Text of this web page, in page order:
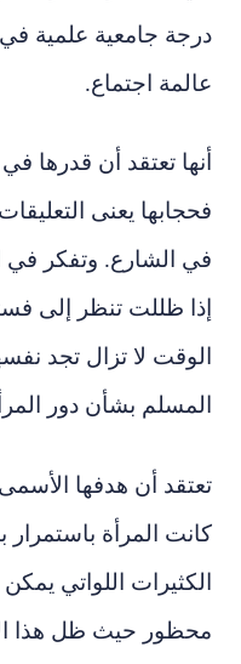
درجة جامعية علمية في
عالمة اجتماع.
أنها تعتقد أن قدرها في
فحجابها يعنى التعليقات
في الشارع. وتفكر في
إذا ظللت تنظر إلى
الوقت لا تزال تجد
المسلم بشأن دور المرأة.
تعتقد أن هدفها الأسمى
كانت المرأة باستمرار
الكثيرات اللواتي يمكن
محظور حيث ظل هذا